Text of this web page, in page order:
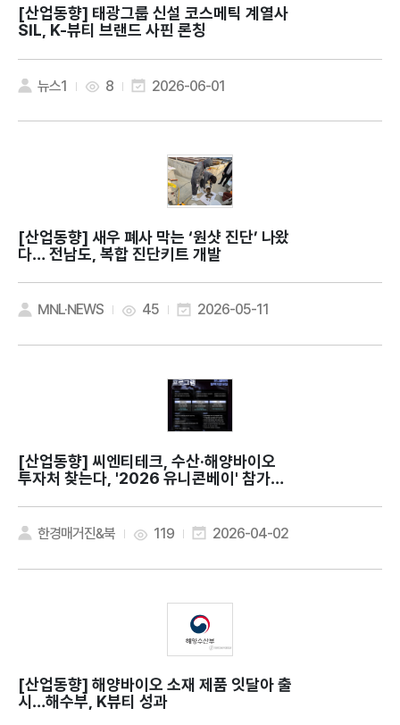
[산업동향]
SIL, K-뷰티 브랜드 사핀 론칭
뉴스1 8 2026-06-01
[산업동향]
다… 전남도, 복합 진단키트 개발
MNL·NEWS 45 2026-05-11
[산업동향]
투자처 찾는다, '2026 유니콘베이' 참가기
한경매거진&북 119 2026-04-02
[산업동향]
시…해수부, K뷰티 성과